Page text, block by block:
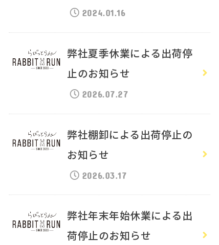
2024.01.16
弊社夏季休業による出荷停
止のお知らせ
2026.07.27
弊社棚卸による出荷停止の
お知らせ
2026.03.17
弊社年末年始休業による出
荷停止のお知らせ